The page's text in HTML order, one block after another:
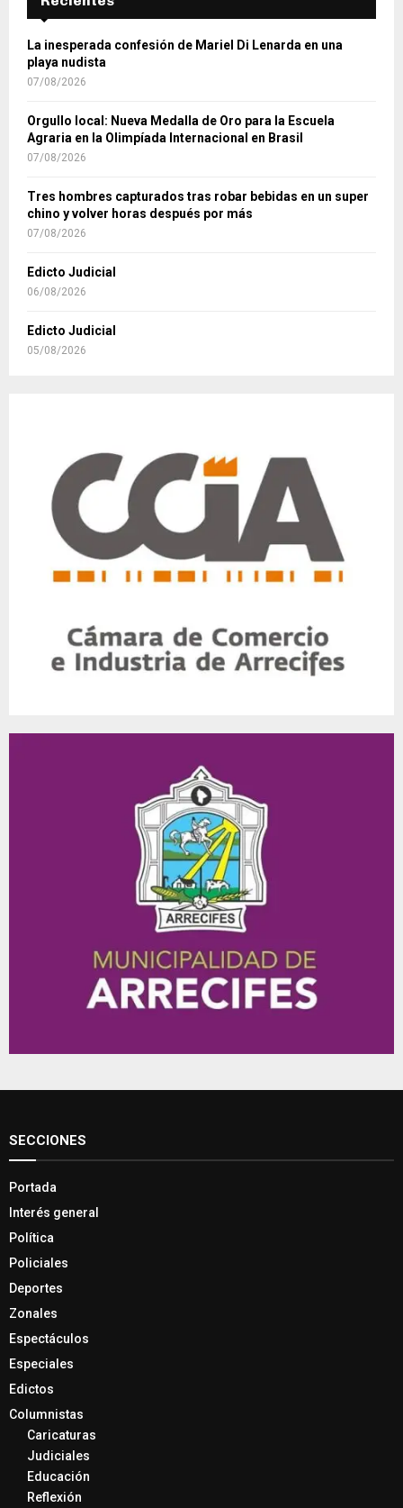
La inesperada confesión de Mariel Di Lenarda en una
playa nudista
07/08/2026
Orgullo local: Nueva Medalla de Oro para la Escuela
Agraria en la Olimpíada Internacional en Brasil
07/08/2026
Tres hombres capturados tras robar bebidas en un super
chino y volver horas después por más
07/08/2026
Edicto Judicial
06/08/2026
Edicto Judicial
05/08/2026
SECCIONES
Portada
Interés general
Política
Policiales
Deportes
Zonales
Espectáculos
Especiales
Edictos
Columnistas
Caricaturas
Judiciales
Educación
Reflexión